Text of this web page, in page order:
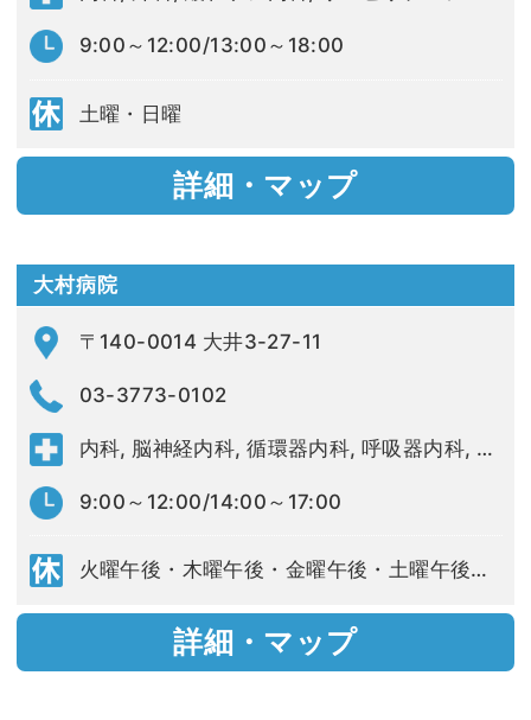
9:00～12:00/13:00～18:00
土曜・日曜
詳細・マップ
大村病院
〒140-0014 大井3-27-11
03-3773-0102
内科, 脳神経内科, 循環器内科, 呼吸器内科, リハビリテーション科
9:00～12:00/14:00～17:00
火曜午後・木曜午後・金曜午後・土曜午後・日曜・祝日
詳細・マップ